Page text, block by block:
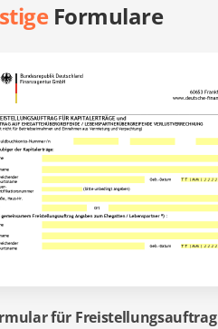
Formulare
für Freistellungsauftrag